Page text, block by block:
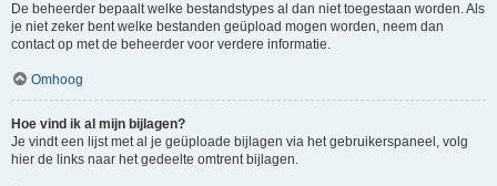
De beheerder bepaalt welke bestandstypes al dan niet toegestaan worden. Als
je niet zeker bent welke bestanden geüpload mogen worden, neem dan
contact op met de beheerder voor verdere informatie.
Omhoog
Hoe vind ik al mijn bijlagen?
Je vindt een lijst met al je geüploade bijlagen via het gebruikerspaneel, volg
hier de links naar het gedeelte omtrent bijlagen.